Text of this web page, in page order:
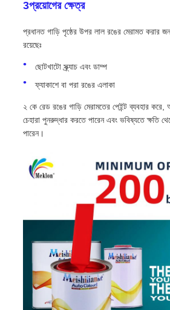
3প্রয়োগের ক্ষেত্র
প্রধানত গাড়ি পৃষ্ঠের উপর লাল রঙের মেরামত করার
রয়েছেঃ
ছোটখাটো স্ক্র্যাচ এবং ডাম্প
ফ্যাকাশে বা পরা রঙের এলাকা
২ কে রেড রঙের গাড়ি মেরামতের পেইন্ট ব্যবহার
চেহারা পুনরুদ্ধার করতে পারেন এবং ভবিষ্যতে ক্ষতি
পারেন।